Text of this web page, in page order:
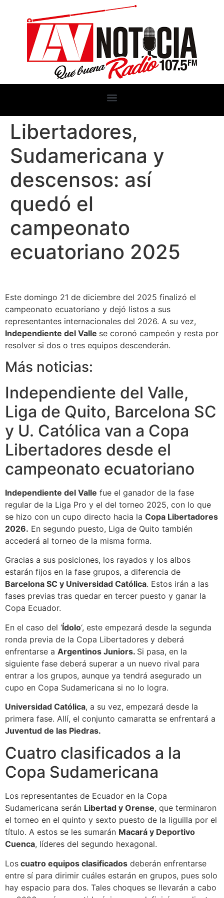
Libertadores,
Sudamericana y
descensos: así
quedó el
campeonato
ecuatoriano 2025
Este domingo 21 de diciembre del 2025 finalizó el
campeonato ecuatoriano y dejó listos a sus
representantes internacionales del 2026. A su vez,
Independiente del Valle se coronó campeón y resta por
resolver si dos o tres equipos descenderán.
Más noticias:
Independiente del Valle,
Liga de Quito, Barcelona SC
y U. Católica van a Copa
Libertadores desde el
campeonato ecuatoriano
Independiente del Valle fue el ganador de la fase
regular de la Liga Pro y el del torneo 2025, con lo que
se hizo con un cupo directo hacia la Copa Libertadores
2026. En segundo puesto, Liga de Quito también
accederá al torneo de la misma forma.
Gracias a sus posiciones, los rayados y los albos
estarán fijos en la fase grupos, a diferencia de
Barcelona SC y Universidad Católica. Estos irán a las
fases previas tras quedar en tercer puesto y ganar la
Copa Ecuador.
En el caso del ‘Ídolo‘, este empezará desde la segunda
ronda previa de la Copa Libertadores y deberá
enfrentarse a Argentinos Juniors. Si pasa, en la
siguiente fase deberá superar a un nuevo rival para
entrar a los grupos, aunque ya tendrá asegurado un
cupo en Copa Sudamericana si no lo logra.
Universidad Católica, a su vez, empezará desde la
primera fase. Allí, el conjunto camaratta se enfrentará a
Juventud de las Piedras.
Cuatro clasificados a la
Copa Sudamericana
Los representantes de Ecuador en la Copa
Sudamericana serán Libertad y Orense, que terminaron
el torneo en el quinto y sexto puesto de la liguilla por el
título. A estos se les sumarán Macará y Deportivo
Cuenca, líderes del segundo hexagonal.
Los cuatro equipos clasificados deberán enfrentarse
entre sí para dirimir cuáles estarán en grupos, pues solo
hay espacio para dos. Tales choques se llevarán a cabo